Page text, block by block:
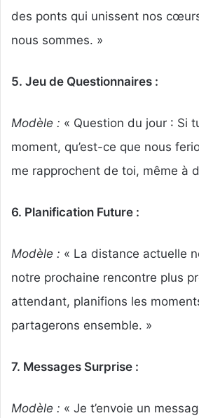
des ponts qui unissent nos
nous sommes. »
5. Jeu de Questionnaires :
Modèle : « Question du jour : Si
moment, qu’est-ce que nous
me rapprochent de toi, même à
6. Planification Future :
Modèle : « La distance actuelle
notre prochaine rencontre plus
attendant, planifions les
partagerons ensemble. »
7. Messages Surprise :
Modèle : « Je t’envoie un